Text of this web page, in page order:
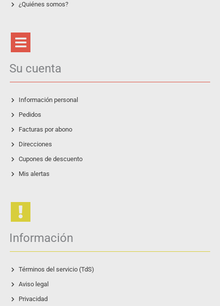
¿Quiénes somos?
Su cuenta
Información personal
Pedidos
Facturas por abono
Direcciones
Cupones de descuento
Mis alertas
Información
Términos del servicio (TdS)
Aviso legal
Privacidad